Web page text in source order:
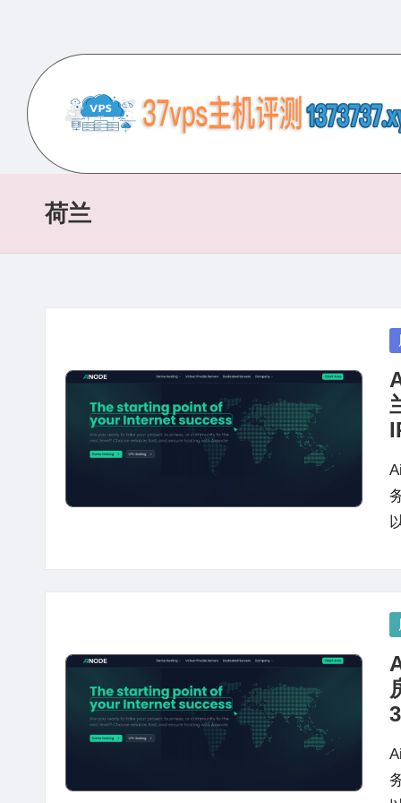
content
7
V
机
评
测
业
的
VPS
服
网
荷兰